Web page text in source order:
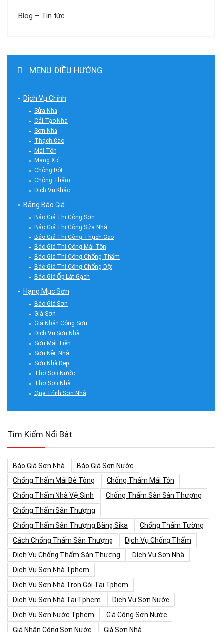
Blog – Tin tức
MENU ĐIỀU HƯỚNG
Dịch Vụ Chính
Sửa Nhà
Cải Tạo Nhà
Sơn Nhà
Thạch Cao
Mái Tôn
Máng Xối
Chống Dột
Chống Thấm
Dịch Vụ Khác
Bảng Báo Giá
Báo Giá Thi Công Sơn
Báo Giá Thi Công Sửa Nhà
Báo Giá Thi Công Thạch Cao
Báo Giá Thi Công Mái Tôn
Báo Giá Thi Công Chống Thấm
Báo Giá Thi Công Chống Dột
Báo Giá Ốp Lát Gạch
Hạng Mục Sơn
Báo Giá Sơn
Giá Sơn
Giá Nhân Công Sơn
Dịch Vụ Sơn Nhà
Sơn Mặt Tiền
Sơn Nền Nhà
Sơn Nhà Đẹp
Thợ Sơn Nước
Thợ Sơn Nhà
Quy Trình Sơn Nhà
Tìm Kiếm Nổi Bật
Báo Giá Sơn Nhà
Báo Giá Sơn Nước
Chống Thấm Mái Bê Tông
Chống Thấm Mái Tôn
Chống Thấm Nhà Vệ Sinh
Chống Thấm Sàn Sân Thượng
Chống Thấm Sân Thượng
Chống Thấm Sân Thượng Bằng Sika
Chống Thấm Tường
Cách Chống Thấm Sân Thượng
Dịch Vụ Chống Thấm
Dịch Vụ Chống Thấm Sân Thượng
Dịch Vụ Sơn Nhà
Dịch Vụ Sơn Nhà Tphcm
Dịch Vụ Sơn Nhà Trọn Gói Tại Tphcm
Dịch Vụ Sơn Nhà Tại Tphcm
Dịch Vụ Sơn Nước
Dịch Vụ Sơn Nước Tphcm
Giá Công Sơn Nước
Giá Nhân Công Sơn Nước
Giá Sơn Nhà